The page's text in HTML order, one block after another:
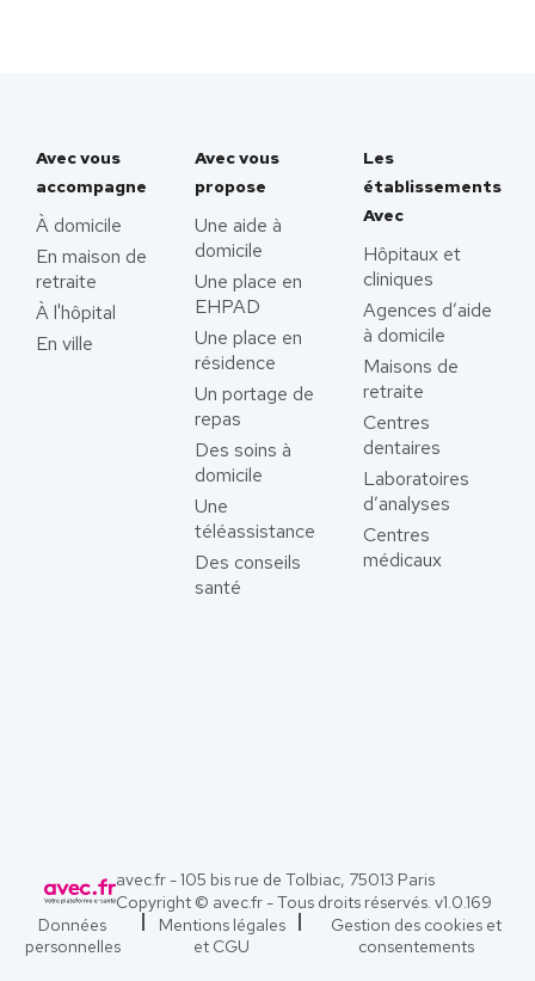
Avec vous
accompagne
À domicile
En maison de
retraite
À l'hôpital
En ville
Avec vous
propose
Une aide à
domicile
Une place en
EHPAD
Une place en
résidence
Un portage de
repas
Des soins à
domicile
Une
téléassistance
Des conseils
santé
Les
établissements
Avec
Hôpitaux et
cliniques
Agences d’aide
à domicile
Maisons de
retraite
Centres
dentaires
Laboratoires
d’analyses
Centres
médicaux
avec.fr - 105 bis rue de Tolbiac, 75013 Paris
Copyright © avec.fr - Tous droits réservés. v1.0.169
Données
personnelles
Mentions légales
et CGU
Gestion des cookies et
consentements